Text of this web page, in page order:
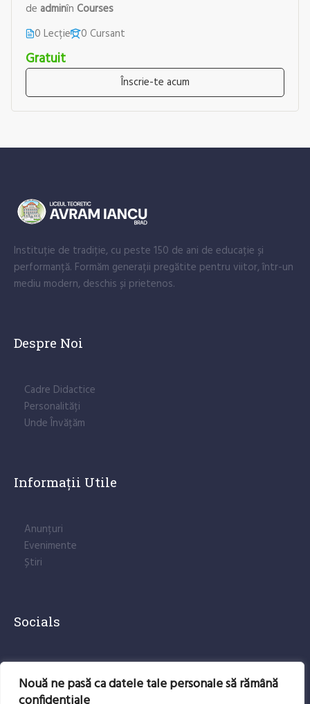
Nouă ne pasă ca datele tale personale să rămână
de adminîn Courses
0 Lecție
0 Cursant
Gratuit
Înscrie-te acum
Instituție de tradiție, cu peste 150 de ani de educație și
performanță. Formăm generații pregătite pentru viitor, într-un
mediu modern, deschis și prietenos.
Despre Noi
Cadre Didactice
Personalități
Unde Învățăm
Informații Utile
Anunțuri
Evenimente
Știri
Socials
Facebook